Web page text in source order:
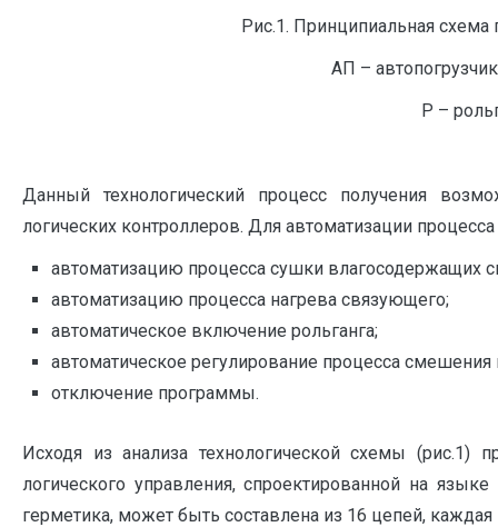
Рис.1. Принципиальная схема
АП –
Р –
Данный технологический процесс получения
логических контроллеров. Для автоматизации
автоматизацию процесса сушки влагосодержащих
автоматизацию процесса нагрева связующего;
автоматическое включение рольганга;
автоматическое регулирование процесса
отключение программы.
Исходя из анализа технологической схемы (рис.1)
логического управления, спроектированной на
герметика, может быть составлена из 16 цепей,